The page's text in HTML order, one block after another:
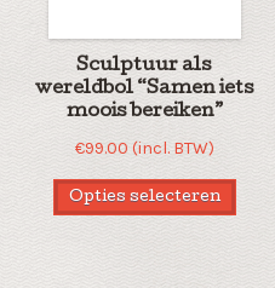
Sculptuur als
wereldbol “Samen iets
moois bereiken”
€99.00 (incl. BTW)
Opties selecteren